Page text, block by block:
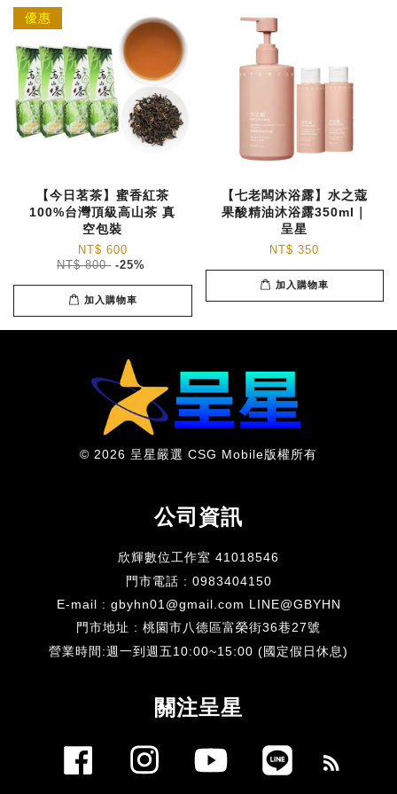
優惠
【今日茗茶】蜜香紅茶
100%台灣頂級高山茶 真
空包裝
NT$ 600
NT$ 800 -25%
加入購物車
【七老闆沐浴露】水之蔻
果酸精油沐浴露350ml｜
呈星
NT$ 350
加入購物車
© 2026 呈星嚴選 CSG Mobile版權所有
公司資訊
欣輝數位工作室 41018546
門市電話 : 0983404150
E-mail : gbyhn01@gmail.com LINE@GBYHN
門市地址 : 桃園市八德區富榮街36巷27號
​營業時間:週一到週五10:00~15:00 (國定假日休息)
關注呈星
Facebook Instagram YouTube